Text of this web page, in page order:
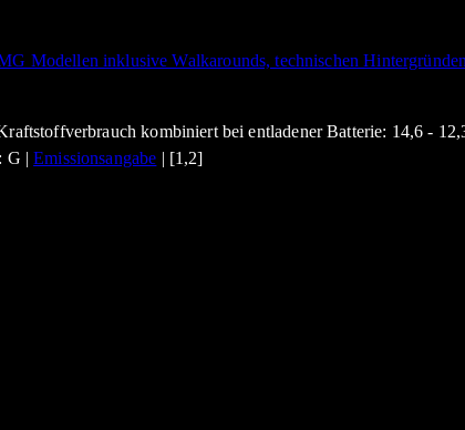
Modellen inklusive Walkarounds, technischen
kombiniert bei entladener Batterie: 14,6 -
G |Emissionsangabe | [1,2]